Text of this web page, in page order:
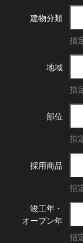
建物分類
指
地域
指
部位
指
採用商品
指
竣工年・
オープン年
指